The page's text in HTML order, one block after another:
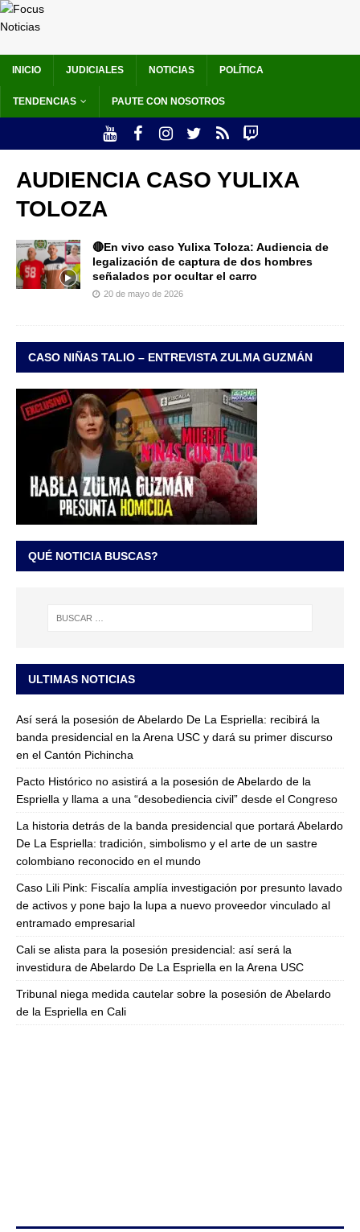
INICIO JUDICIALES NOTICIAS POLÍTICA
TENDENCIAS PAUTE CON NOSOTROS
AUDIENCIA CASO YULIXA
TOLOZA
🔴En vivo caso Yulixa Toloza: Audiencia de
legalización de captura de dos hombres
señalados por ocultar el carro
20 de mayo de 2026
CASO NIÑAS TALIO – ENTREVISTA ZULMA GUZMÁN
QUÉ NOTICIA BUSCAS?
ULTIMAS NOTICIAS
Así será la posesión de Abelardo De La Espriella: recibirá la
banda presidencial en la Arena USC y dará su primer discurso
en el Cantón Pichincha
Pacto Histórico no asistirá a la posesión de Abelardo de la
Espriella y llama a una “desobediencia civil” desde el Congreso
La historia detrás de la banda presidencial que portará Abelardo
De La Espriella: tradición, simbolismo y el arte de un sastre
colombiano reconocido en el mundo
Caso Lili Pink: Fiscalía amplía investigación por presunto lavado
de activos y pone bajo la lupa a nuevo proveedor vinculado al
entramado empresarial
Cali se alista para la posesión presidencial: así será la
investidura de Abelardo De La Espriella en la Arena USC
Tribunal niega medida cautelar sobre la posesión de Abelardo
de la Espriella en Cali